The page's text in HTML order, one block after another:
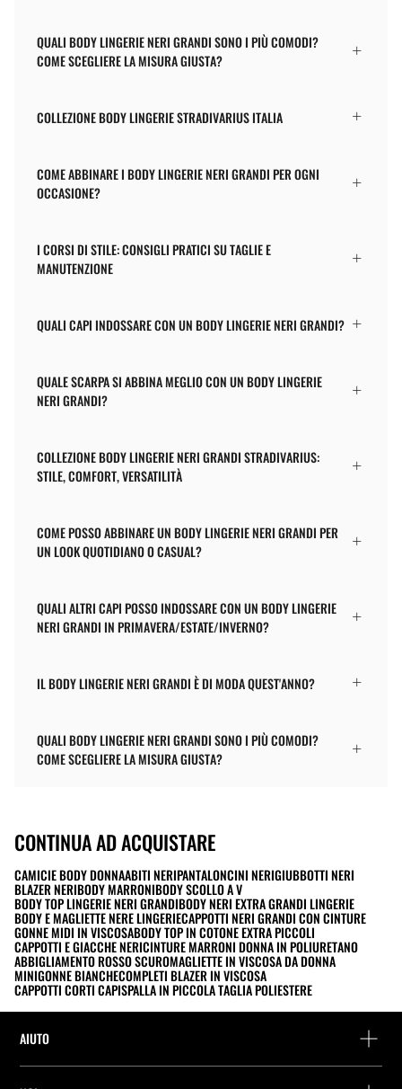
QUALI BODY LINGERIE NERI GRANDI SONO I PIÙ COMODI?
COME SCEGLIERE LA MISURA GIUSTA?
COLLEZIONE BODY LINGERIE STRADIVARIUS ITALIA
COME ABBINARE I BODY LINGERIE NERI GRANDI PER OGNI
OCCASIONE?
I CORSI DI STILE: CONSIGLI PRATICI SU TAGLIE E
MANUTENZIONE
QUALI CAPI INDOSSARE CON UN BODY LINGERIE NERI GRANDI?
QUALE SCARPA SI ABBINA MEGLIO CON UN BODY LINGERIE
NERI GRANDI?
COLLEZIONE BODY LINGERIE NERI GRANDI STRADIVARIUS:
STILE, COMFORT, VERSATILITÀ
COME POSSO ABBINARE UN BODY LINGERIE NERI GRANDI PER
UN LOOK QUOTIDIANO O CASUAL?
QUALI ALTRI CAPI POSSO INDOSSARE CON UN BODY LINGERIE
NERI GRANDI IN PRIMAVERA/ESTATE/INVERNO?
IL BODY LINGERIE NERI GRANDI È DI MODA QUEST'ANNO?
QUALI BODY LINGERIE NERI GRANDI SONO I PIÙ COMODI?
COME SCEGLIERE LA MISURA GIUSTA?
CONTINUA AD ACQUISTARE
CAMICIE BODY DONNAABITI NERIPANTALONCINI NERIGIUBBOTTI NERI
BLAZER NERIBODY MARRONIBODY SCOLLO A V
BODY TOP LINGERIE NERI GRANDIBODY NERI EXTRA GRANDI LINGERIE
BODY E MAGLIETTE NERE LINGERIECAPPOTTI NERI GRANDI CON CINTURE
GONNE MIDI IN VISCOSABODY TOP IN COTONE EXTRA PICCOLI
CAPPOTTI E GIACCHE NERICINTURE MARRONI DONNA IN POLIURETANO
ABBIGLIAMENTO ROSSO SCUROMAGLIETTE IN VISCOSA DA DONNA
MINIGONNE BIANCHECOMPLETI BLAZER IN VISCOSA
CAPPOTTI CORTI CAPISPALLA IN PICCOLA TAGLIA POLIESTERE
AIUTO